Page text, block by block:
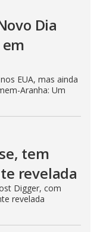
Dia
EUA, mas ainda
Aranha: Um
tem
revelada
Digger, com
revelada